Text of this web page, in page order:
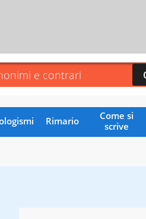
Rimario
Come si
scrive